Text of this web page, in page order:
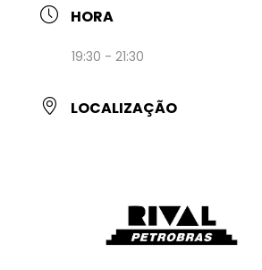
HORA
19:30 - 21:30
LOCALIZAÇÃO